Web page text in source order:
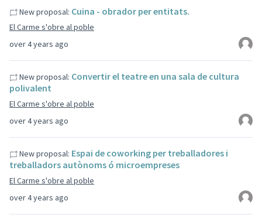
over 4 years ago
New proposal: Cuina - obrador per entitats.
El Carme s'obre al poble
over 4 years ago
New proposal: Convertir el teatre en una sala de cultura
polivalent
El Carme s'obre al poble
over 4 years ago
New proposal: Espai de coworking per treballadores i
treballadors autònoms ó microempreses
El Carme s'obre al poble